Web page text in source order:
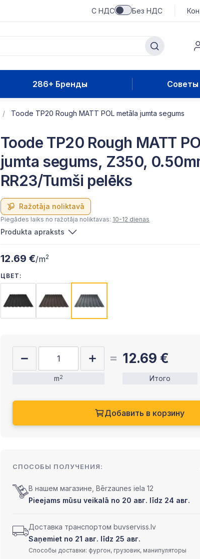
С НДС Без НДС
286+ Бренды
Toode TP20 Rough MATT POL metāla jumta segums
Toode TP20 Rough MATT
jumta segums, Z350,
RR23/Tumši pelēks
Ražotāja noliktavā
Piegādes laiks no ražotāja noliktavas: 10-12 dienas
Produkta apraksts
12.69 €/m2
ЦВЕТ:
m2
12.69 €
Итого
Добавить в корзину
СПОСОБЫ ПОЛУЧЕНИЯ:
В нашем магазине, Bērzaunes iela 12
Pieejams mūsu veikalā no 20 авг. līdz 24 авг.
Доставка транспортом buvserviss.lv
Saņemiet no 21 авг. līdz 25 авг.
Способы доставки: фургон, грузовик, манипуляторы